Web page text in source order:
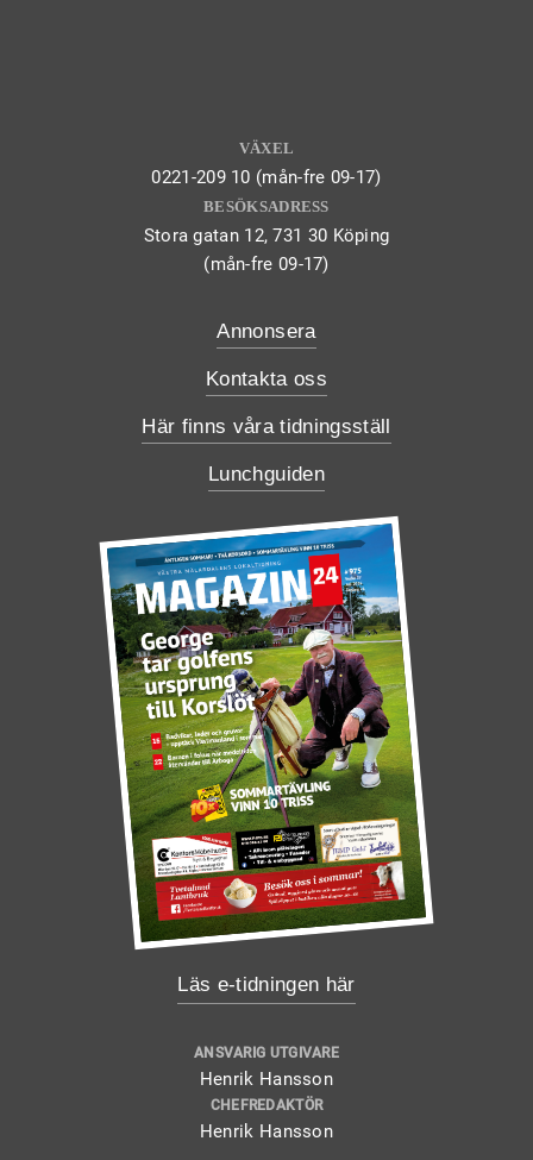
VÄXEL
0221-209 10 (mån-fre 09-17)
BESÖKSADRESS
Stora gatan 12, 731 30 Köping
(mån-fre 09-17)
Annonsera
Kontakta oss
Här finns våra tidningsställ
Lunchguiden
Läs e-tidningen här
ANSVARIG UTGIVARE
Henrik Hansson
CHEFREDAKTÖR
Henrik Hansson